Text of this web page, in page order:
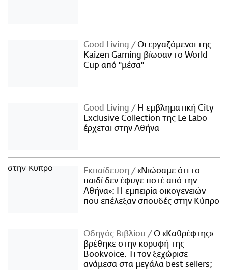
Good Living
Οι εργαζόμενοι της
Kaizen Gaming βίωσαν το World
Cup από "μέσα"
Good Living
Η εμβληματική City
Exclusive Collection της Le Labo
έρχεται στην Αθήνα
Εκπαίδευση
«Νιώσαμε ότι το
παιδί δεν έφυγε ποτέ από την
Αθήνα»: Η εμπειρία οικογενειών
που επέλεξαν σπουδές στην Κύπρο
Οδηγός Βιβλίου
Ο «Καθρέφτης»
βρέθηκε στην κορυφή της
Bookvoice. Τι τον ξεχώρισε
ανάμεσα στα μεγάλα best sellers;